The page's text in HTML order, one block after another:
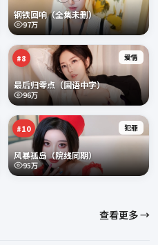
钢铁回响（全集未删）
97万
#8 爱情
最后归零点（国语中字）
96万
#10 犯罪
风暴孤岛（院线同期）
95万
查看更多 →